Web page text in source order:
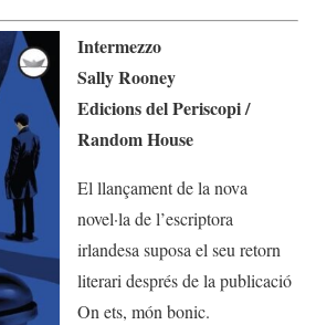
Intermezzo
Sally Rooney
Edicions del Periscopi /
Random House
El llançament de la nova
novel·la de l’escriptora
irlandesa suposa el seu retorn
literari després de la publicació
On ets, món bonic.